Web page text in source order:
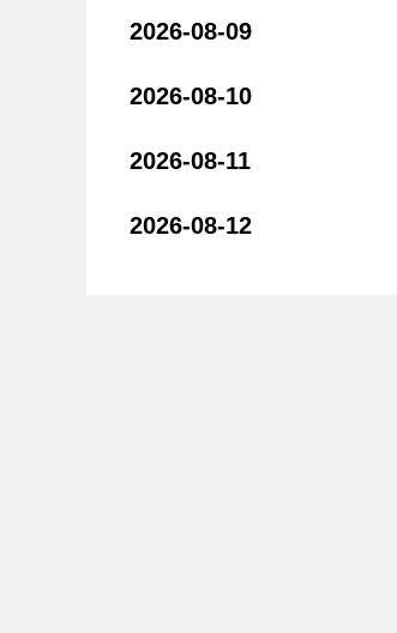
2026-08-09
2026-08-10
2026-08-11
2026-08-12
【你怎么看？】TA：身边人士暗示穆帅可能没有亮相仪式，皇马方